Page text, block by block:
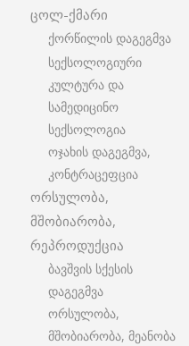
ცოლ-ქმარი
ქორწილის დაგეგმვა
სექსოლოგიური
კულტურა და
სამედიცინო
სექსოლოგია
ოჯახის დაგეგმვა,
კონტრაცეფცია
ორსულობა,
მშობიარობა,
რეპროდუქცია
ბავშვის სქესის
დაგეგმვა
ორსულობა,
მშობიარობა, მეანობა